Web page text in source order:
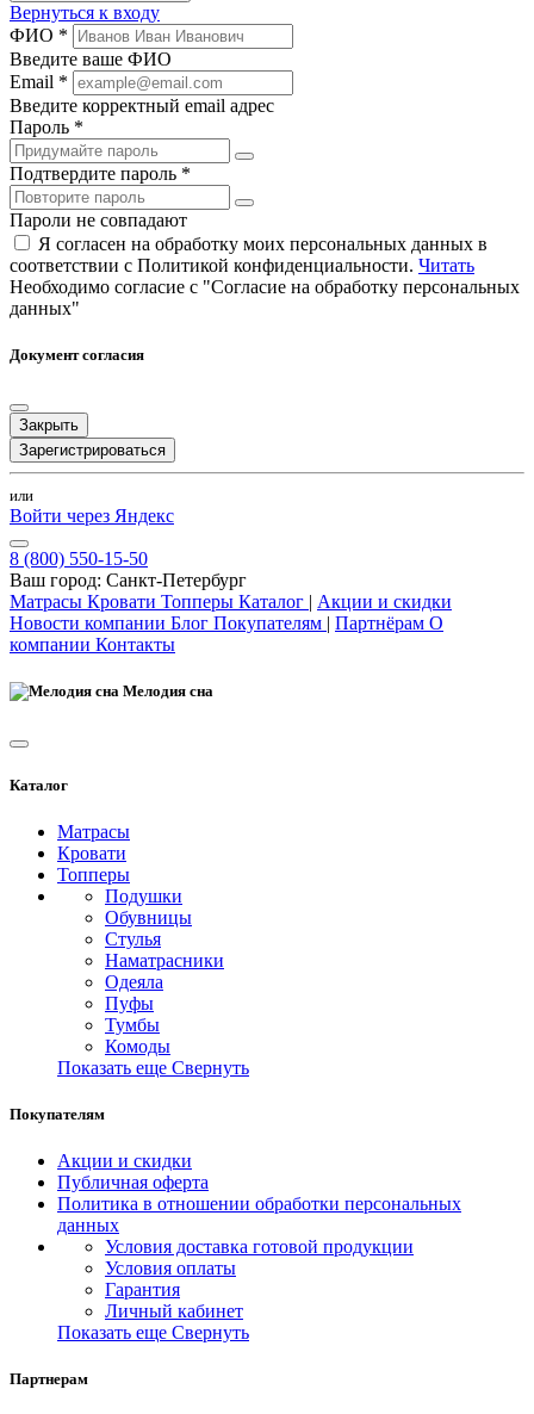
Вернуться к входу
ФИО *
Введите ваше ФИО
Email *
Введите корректный email адрес
Пароль *
Подтвердите пароль *
Пароли не совпадают
Я согласен на обработку моих персональных данных в
соответствии с Политикой конфиденциальности. Читать
Необходимо согласие с "Согласие на обработку персональных
данных"
Документ согласия
Закрыть
Зарегистрироваться
или
Войти через Яндекс
8 (800) 550-15-50
Ваш город: Санкт-Петербург
Матрасы Кровати Топперы Каталог | Акции и скидки
Новости компании Блог Покупателям | Партнёрам О
компании Контакты
Мелодия сна
Каталог
Матрасы
Кровати
Топперы
Подушки
Обувницы
Стулья
Наматрасники
Одеяла
Пуфы
Тумбы
Комоды
Показать еще Свернуть
Покупателям
Акции и скидки
Публичная оферта
Политика в отношении обработки персональных
данных
Условия доставка готовой продукции
Условия оплаты
Гарантия
Личный кабинет
Показать еще Свернуть
Партнерам